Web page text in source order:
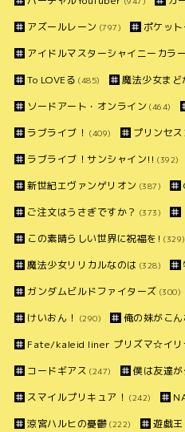
アズールレーン (797) ポケッ
アイドルマスターシャイニーカラ
To LOVEる (485) 魔法少女ま
ソードアート・オンライン (464)
ラブライブ！ (409) プリンセス
ラブライブ！サンシャイン!! (392)
新世紀エヴァンゲリオン (387)
ご注文はうさぎですか？ (373)
この素晴らしい世界に祝福を! (329)
魔法少女リリカルなのは (328)
ガンダムビルドファイターズ (300)
けいおん！ (290) 俺の妹がこ
Fate/kaleid liner プリズマ☆イリ
コードギアス (247) 僕は友達
スマイルプリキュア！ (242)
涼宮ハルヒの憂鬱 (222) 遊戯王